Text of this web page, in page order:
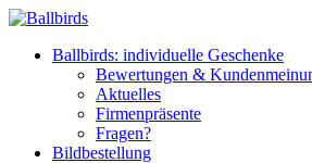
Ballbirds: individuelle Geschenke
Bewertungen &
Aktuelles
Firmenpräsente
Fragen?
Bildbestellung